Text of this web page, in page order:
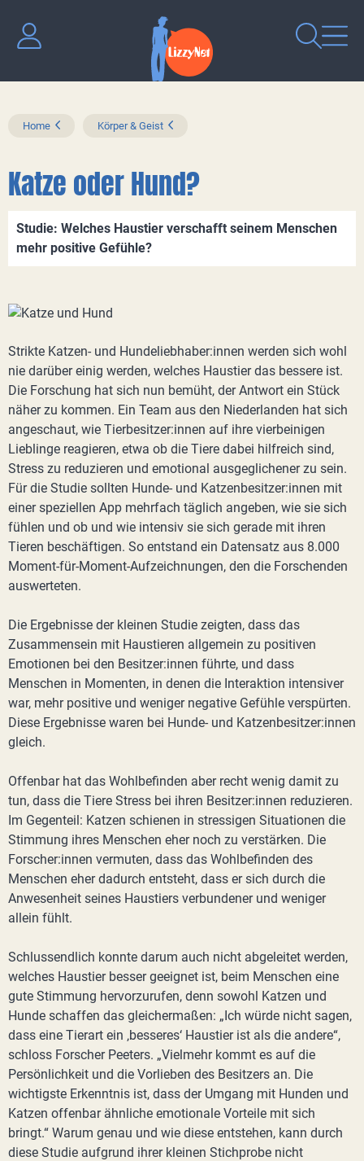
Home Körper & Geist
Katze oder Hund?
Studie: Welches Haustier verschafft seinem Menschen
mehr positive Gefühle?
Strikte Katzen- und Hundeliebhaber:innen werden sich wohl
nie darüber einig werden, welches Haustier das bessere ist.
Die Forschung hat sich nun bemüht, der Antwort ein Stück
näher zu kommen. Ein Team aus den Niederlanden hat sich
angeschaut, wie Tierbesitzer:innen auf ihre vierbeinigen
Lieblinge reagieren, etwa ob die Tiere dabei hilfreich sind,
Stress zu reduzieren und emotional ausgeglichener zu sein.
Für die Studie sollten Hunde- und Katzenbesitzer:innen mit
einer speziellen App mehrfach täglich angeben, wie sie sich
fühlen und ob und wie intensiv sie sich gerade mit ihren
Tieren beschäftigen. So entstand ein Datensatz aus 8.000
Moment-für-Moment-Aufzeichnungen, den die Forschenden
auswerteten.
Die Ergebnisse der kleinen Studie zeigten, dass das
Zusammensein mit Haustieren allgemein zu positiven
Emotionen bei den Besitzer:innen führte, und dass
Menschen in Momenten, in denen die Interaktion intensiver
war, mehr positive und weniger negative Gefühle verspürten.
Diese Ergebnisse waren bei Hunde- und Katzenbesitzer:innen
gleich.
Offenbar hat das Wohlbefinden aber recht wenig damit zu
tun, dass die Tiere Stress bei ihren Besitzer:innen reduzieren.
Im Gegenteil: Katzen schienen in stressigen Situationen die
Stimmung ihres Menschen eher noch zu verstärken. Die
Forscher:innen vermuten, dass das Wohlbefinden des
Menschen eher dadurch entsteht, dass er sich durch die
Anwesenheit seines Haustiers verbundener und weniger
allein fühlt.
Schlussendlich konnte darum auch nicht abgeleitet werden,
welches Haustier besser geeignet ist, beim Menschen eine
gute Stimmung hervorzurufen, denn sowohl Katzen und
Hunde schaffen das gleichermaßen: „Ich würde nicht sagen,
dass eine Tierart ein ‚besseres‘ Haustier ist als die andere“,
schloss Forscher Peeters. „Vielmehr kommt es auf die
Persönlichkeit und die Vorlieben des Besitzers an. Die
wichtigste Erkenntnis ist, dass der Umgang mit Hunden und
Katzen offenbar ähnliche emotionale Vorteile mit sich
bringt.“ Warum genau und wie diese entstehen, kann durch
diese Studie aufgrund ihrer kleinen Stichprobe nicht